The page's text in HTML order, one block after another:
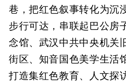
巷，把红色叙事转化为沉
步行可达，串联起巴公房
念馆、武汉中共中央机关
街区、知音国色美学生活
打造集红色教育、人文探